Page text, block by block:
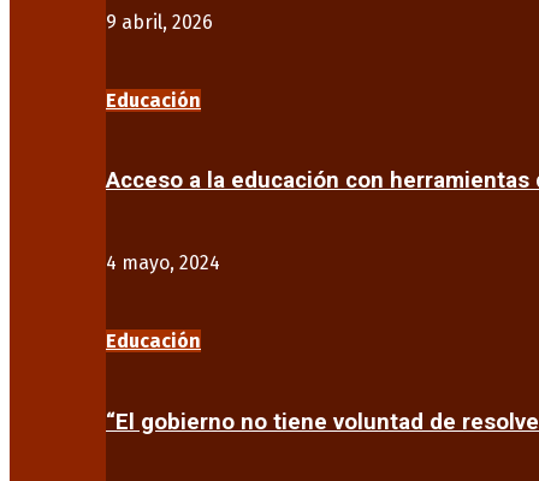
9 abril, 2026
Educación
Acceso a la educación con
4 mayo, 2024
Educación
“El gobierno no tiene voluntad de